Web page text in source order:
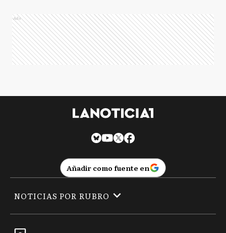
Ads
Añadir como fuente en
NOTICIAS POR RUBRO